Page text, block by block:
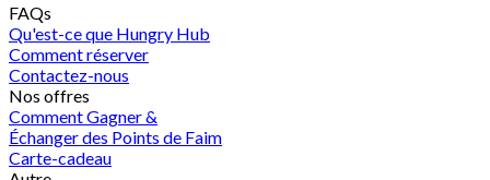
FAQs
Qu'est-ce que Hungry Hub
Comment réserver
Contactez-nous
Nos offres
Comment Gagner &
Échanger des Points de Faim
Carte-cadeau